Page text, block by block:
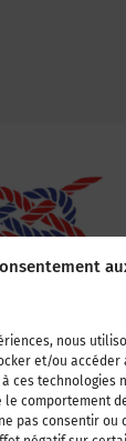
nous
et/ou accéder
ces technologies
comportement
pas consentir ou
des Elus
Tour-